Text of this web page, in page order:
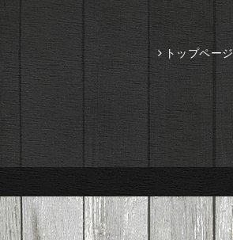
トップページ